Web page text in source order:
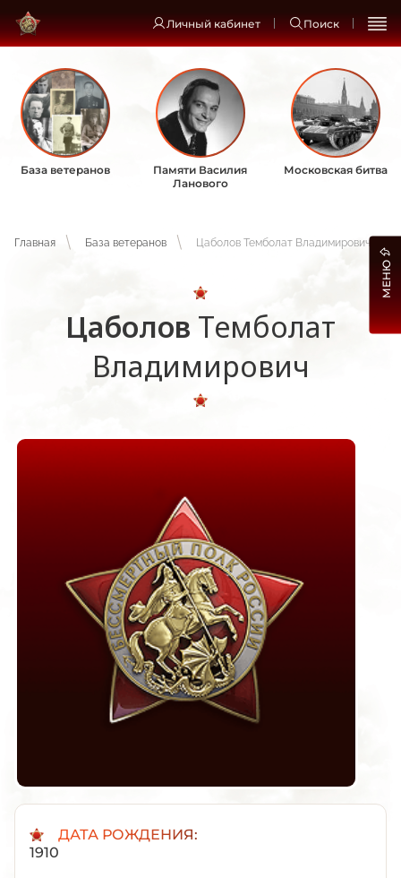
Личный кабинет Поиск
База ветеранов
Памяти Василия
Ланового
Московская битва
Главная База ветеранов Цаболов Темболат Владимирович
Цаболов Темболат
Владимирович
ДАТА РОЖДЕНИЯ:
1910
МЕНЮ